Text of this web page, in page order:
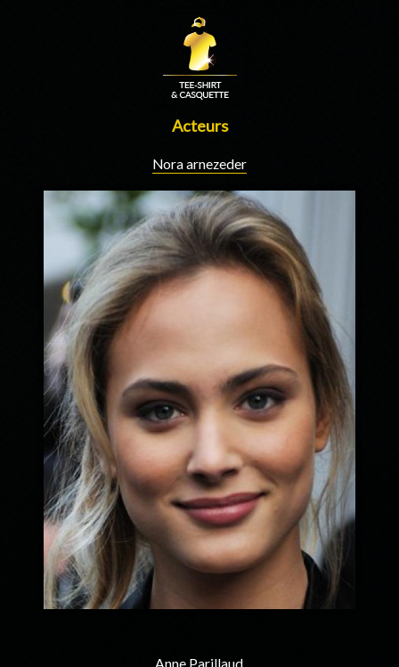
Acteurs
Nora arnezeder
Anne Parillaud